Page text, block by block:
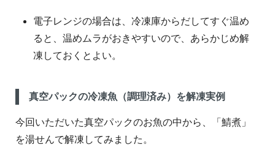
電子レンジの場合は、冷凍庫からだしてすぐ温め
ると、温めムラがおきやすいので、あらかじめ解
凍しておくとよい。
真空パックの冷凍魚（調理済み）を解凍実例
今回いただいた真空パックのお魚の中から、「鯖煮」
を湯せんで解凍してみました。